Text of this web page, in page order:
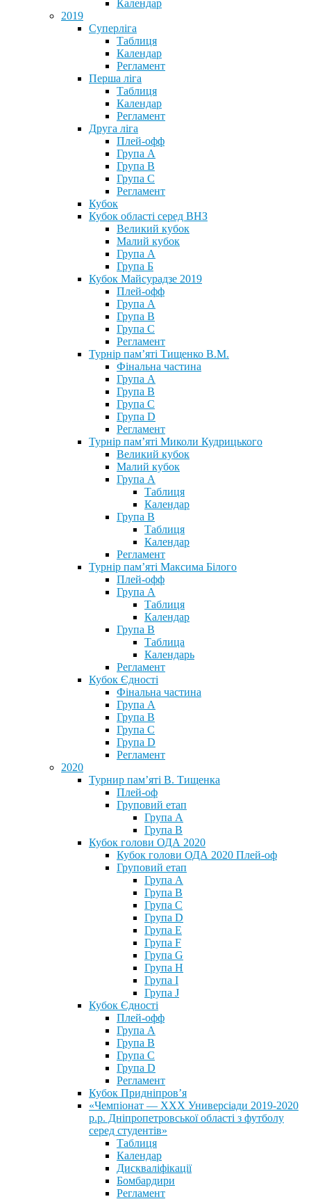
Календар
2019
Суперліга
Таблиця
Календар
Регламент
Перша ліга
Таблиця
Календар
Регламент
Друга ліга
Плей-офф
Група А
Група В
Група С
Регламент
Кубок
Кубок області серед ВНЗ
Великий кубок
Малий кубок
Група А
Група Б
Кубок Майсурадзе 2019
Плей-офф
Група А
Група В
Група С
Регламент
Турнір пам’яті Тищенко В.М.
Фінальна частина
Група А
Група В
Група С
Група D
Регламент
Турнір пам’яті Миколи Кудрицького
Великий кубок
Малий кубок
Група А
Таблиця
Календар
Група В
Таблиця
Календар
Регламент
Турнір пам’яті Максима Білого
Плей-офф
Група А
Таблиця
Календар
Група В
Таблица
Календарь
Регламент
Кубок Єдності
Фінальна частина
Група А
Група В
Група С
Група D
Регламент
2020
Турнир пам’яті В. Тищенка
Плей-оф
Груповий етап
Група А
Група В
Кубок голови ОДА 2020
Кубок голови ОДА 2020 Плей-оф
Груповий етап
Група A
Група B
Група C
Група D
Група E
Група F
Група G
Група H
Група I
Група J
Кубок Єдності
Плей-офф
Група А
Група В
Група С
Група D
Регламент
Кубок Придніпров’я
«Чемпіонат — ХХХ Универсіади 2019-2020
р.р. Дніпропетровської області з футболу
серед студентів»
Таблиця
Календар
Дискваліфікації
Бомбардири
Регламент